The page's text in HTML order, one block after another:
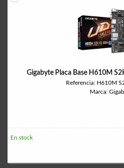
Gigabyte Placa Base H610M
Referencia: H610M
Marca:
En stock